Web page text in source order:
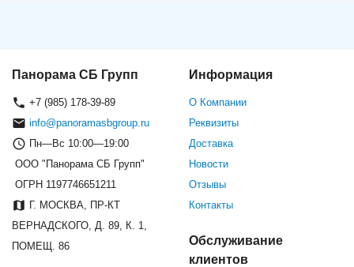
Панорама СБ Групп
+7 (985) 178-39-89
info@panoramasbgroup.ru
Пн—Вс 10:00—19:00
ООО "Панорама СБ Групп"
ОГРН 1197746651211
Г. МОСКВА, ПР-КТ
ВЕРНАДСКОГО, Д. 89, К. 1,
ПОМЕЩ. 86
Информация
О Компании
Реквизиты
Доставка
Новости
Отзывы
Контакты
Обслуживание
клиентов